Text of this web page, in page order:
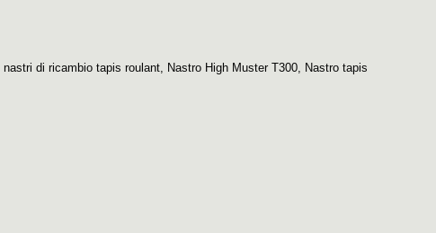
nastri di ricambio tapis roulant, Nastro High Muster T300, Nastro tapis